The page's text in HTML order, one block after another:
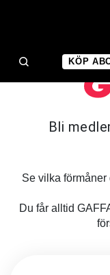
KÖP
Bli
Se vilka
Du får alltid